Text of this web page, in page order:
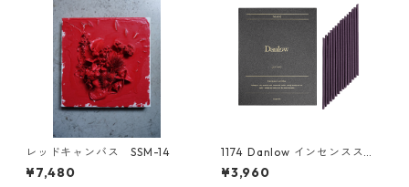
レッドキャンバス SSM-14
¥7,480
1174 Danlow インセンスステ
ィック-LUVIHAS(ルヴィハス)
-
¥3,960